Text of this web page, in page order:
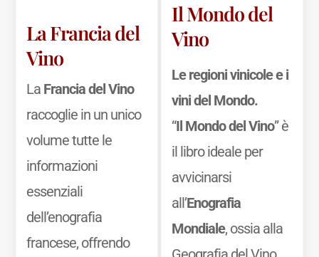
La Francia del
Vino
La Francia del Vino
raccoglie in un unico
volume tutte le
informazioni
essenziali
dell’enografia
francese, offrendo
Il Mondo del
Vino
Le regioni vinicole e i
vini del Mondo.
“Il Mondo del Vino” è
il libro ideale per
avvicinarsi
all’Enografia
Mondiale, ossia alla